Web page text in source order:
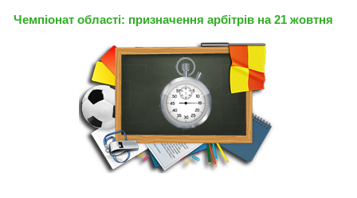
Чемпіонат області: призначення арбітрів на 21 жовтня